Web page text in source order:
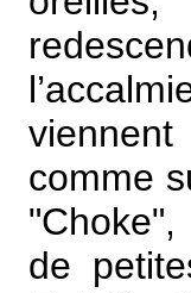
comme
"Choke",
de